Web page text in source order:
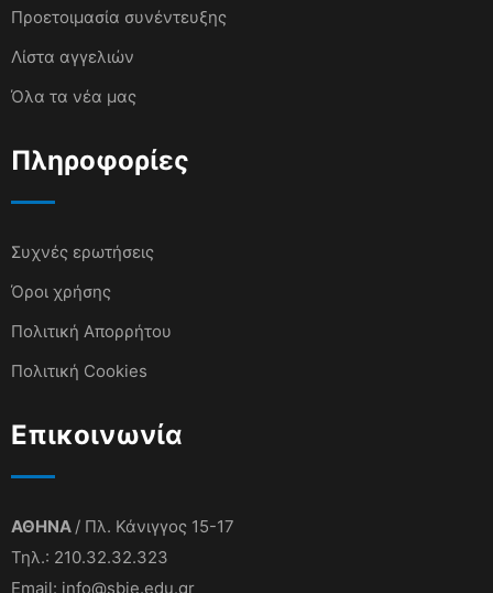
Προετοιμασία συνέντευξης
Λίστα αγγελιών
Όλα τα νέα μας
Πληροφορίες
Συχνές ερωτήσεις
Όροι χρήσης
Πολιτική Απορρήτου
Πολιτική Cookies
Επικοινωνία
ΑΘΗΝΑ / Πλ. Κάνιγγος 15-17
Τηλ.: 210.32.32.323
Email: info@sbie.edu.gr